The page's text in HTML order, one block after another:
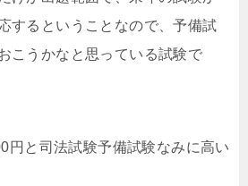
するということなので、予備試
こうかなと思っている試験で
円と司法試験予備試験なみに高い